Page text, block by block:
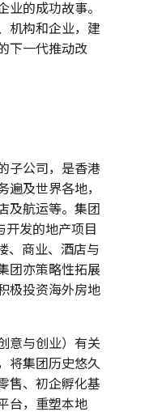
的成功故事。
机构和企业，建
下一代推动改
子公司，是香港
及世界各地，
及航运等。集团
开发的地产项目
、商业、酒店与
团亦策略性拓展
极投资海外房地
意与创业）有关
将集团历史悠久
售、初企孵化基
台，重塑本地